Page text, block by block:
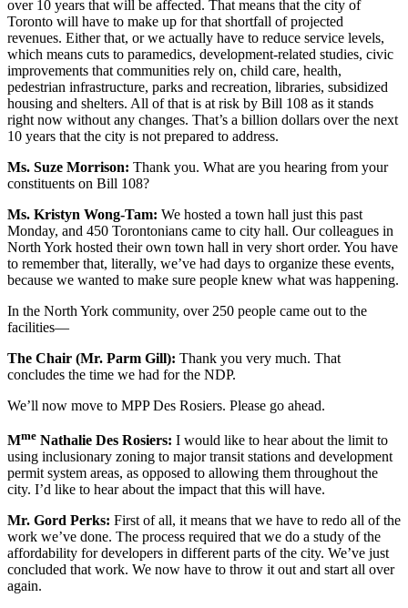
over 10 years that will be affected. That means that the city of
Toronto will have to make up for that shortfall of projected
revenues. Either that, or we actually have to reduce service levels,
which means cuts to paramedics, development-related studies, civic
improvements that communities rely on, child care, health,
pedestrian infrastructure, parks and recreation, libraries, subsidized
housing and shelters. All of that is at risk by Bill 108 as it stands
right now without any changes. That’s a billion dollars over the next
10 years that the city is not prepared to address.
Ms. Suze Morrison: Thank you. What are you hearing from your
constituents on Bill 108?
Ms. Kristyn Wong-Tam: We hosted a town hall just this past
Monday, and 450 Torontonians came to city hall. Our colleagues in
North York hosted their own town hall in very short order. You have
to remember that, literally, we’ve had days to organize these events,
because we wanted to make sure people knew what was happening.
In the North York community, over 250 people came out to the
facilities—
The Chair (Mr. Parm Gill): Thank you very much. That
concludes the time we had for the NDP.
We’ll now move to MPP Des Rosiers. Please go ahead.
Mme Nathalie Des Rosiers: I would like to hear about the limit to
using inclusionary zoning to major transit stations and development
permit system areas, as opposed to allowing them throughout the
city. I’d like to hear about the impact that this will have.
Mr. Gord Perks: First of all, it means that we have to redo all of the
work we’ve done. The process required that we do a study of the
affordability for developers in different parts of the city. We’ve just
concluded that work. We now have to throw it out and start all over
again.